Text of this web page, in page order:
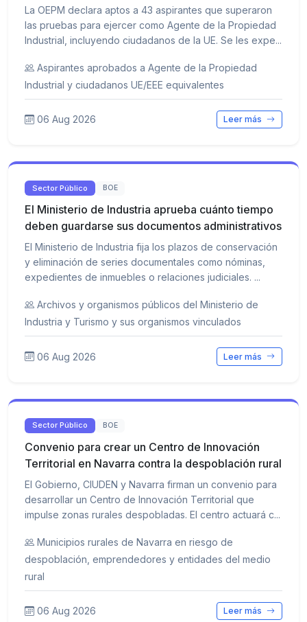
La OEPM declara aptos a 43 aspirantes que superaron
las pruebas para ejercer como Agente de la Propiedad
Industrial, incluyendo ciudadanos de la UE. Se les expe...
Aspirantes aprobados a Agente de la Propiedad
Industrial y ciudadanos UE/EEE equivalentes
06 Aug 2026 Leer más
Sector Público BOE
El Ministerio de Industria aprueba cuánto tiempo
deben guardarse sus documentos administrativos
El Ministerio de Industria fija los plazos de conservación
y eliminación de series documentales como nóminas,
expedientes de inmuebles o relaciones judiciales. ...
Archivos y organismos públicos del Ministerio de
Industria y Turismo y sus organismos vinculados
06 Aug 2026 Leer más
Sector Público BOE
Convenio para crear un Centro de Innovación
Territorial en Navarra contra la despoblación rural
El Gobierno, CIUDEN y Navarra firman un convenio para
desarrollar un Centro de Innovación Territorial que
impulse zonas rurales despobladas. El centro actuará c...
Municipios rurales de Navarra en riesgo de
despoblación, emprendedores y entidades del medio
rural
06 Aug 2026 Leer más